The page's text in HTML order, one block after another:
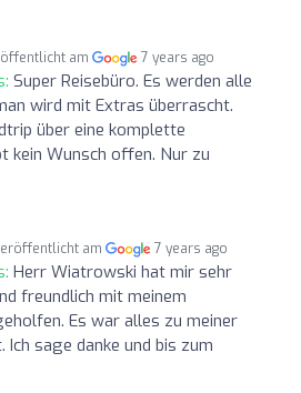
am 7 years ago
Super Reisebüro. Es werden alle
wird mit Extras überrascht.
über eine komplette
kein Wunsch offen. Nur zu
am 7 years ago
Herr Wiatrowski hat mir sehr
freundlich mit meinem
Es war alles zu meiner
sage danke und bis zum